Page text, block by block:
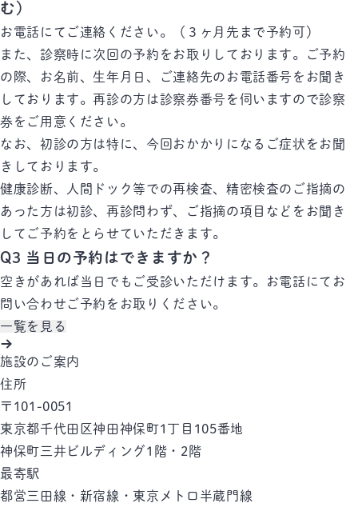
む）
お電話にてご連絡ください。（３ヶ月先まで予約可）
また、診察時に次回の予約をお取りしております。ご予約
の際、お名前、生年月日、ご連絡先のお電話番号をお聞き
しております。再診の方は診察券番号を伺いますので診察
券をご用意ください。
なお、初診の方は特に、今回おかかりになるご症状をお聞
きしております。
健康診断、人間ドック等での再検査、精密検査のご指摘の
あった方は初診、再診問わず、ご指摘の項目などをお聞き
してご予約をとらせていただきます。
Q3 当日の予約はできますか？
空きがあれば当日でもご受診いただけます。お電話にてお
問い合わせご予約をお取りください。
一覧を見る
施設のご案内
住所
〒101-0051
東京都千代田区神田神保町1丁目105番地
神保町三井ビルディング1階・2階
最寄駅
都営三田線・新宿線・東京メトロ半蔵門線